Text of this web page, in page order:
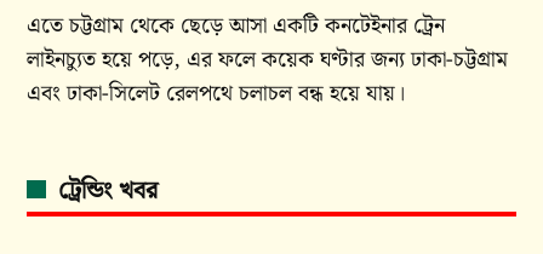
এতে চট্টগ্রাম থেকে ছেড়ে আসা একটি কনটেইনার ট্রেন
লাইনচ্যুত হয়ে পড়ে, এর ফলে কয়েক ঘণ্টার জন্য ঢাকা-চট্টগ্রাম
এবং ঢাকা-সিলেট রেলপথে চলাচল বন্ধ হয়ে যায়।
ট্রেন্ডিং খবর